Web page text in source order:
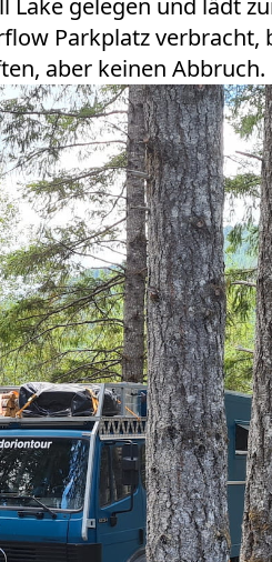
gelegen und lädt
Parkplatz
aber keinen Abbruch.